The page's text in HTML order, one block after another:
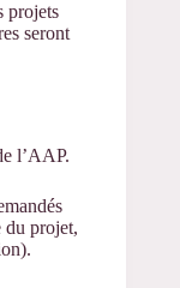
projets
seront
l’AAP.
du projet,